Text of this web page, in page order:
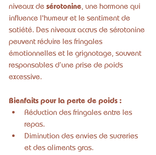
niveaux de sérotonine , une hormone qui
influence l'humeur et le sentiment de
satiété. Des niveaux accrus de sérotonine
peuvent réduire les fringales
émotionnelles et le grignotage, souvent
responsables d’une prise de poids
excessive.
Bienfaits pour la perte de poids :
Réduction des fringales entre les
repas.
Diminution des envies de sucreries
et des aliments gras.